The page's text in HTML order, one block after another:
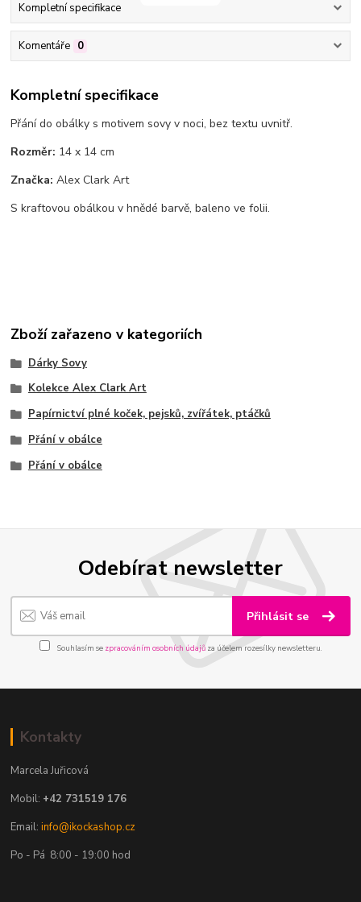
Kompletní specifikace
Komentáře 0
Kompletní specifikace
Přání do obálky s motivem sovy v noci, bez textu uvnitř.
Rozměr: 14 x 14 cm
Značka: Alex Clark Art
S kraftovou obálkou v hnědé barvě, baleno ve folii.
Zboží zařazeno v kategoriích
Dárky Sovy
Kolekce Alex Clark Art
Papírnictví plné koček, pejsků, zvířátek, ptáčků
Přání v obálce
Přání v obálce
Odebírat newsletter
Přihlásit se
Souhlasím se zpracováním osobních údajůza účelem rozesílky newsletteru.
Kontakty
Marcela Juřicová
Mobil: +42 731519 176
Email:info@ikockashop.cz
Po - Pá 8:00 - 19:00 hod